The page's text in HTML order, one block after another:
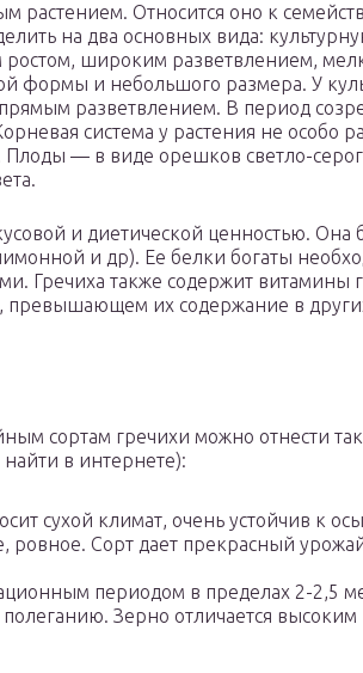
растением. Относится оно к
на два основных вида:
ростом, широким разветвлением,
формы и небольшого размера. У
разветвлением. В период
система у растения не особо
Плоды — в виде орешков светло-
и диетической ценностью. Она
и др). Ее белки богаты
Гречиха также содержит витамины
превышающем их содержание в
сортам гречихи можно отнести
в интернете):
сухой климат, очень устойчив к
ровное. Сорт дает прекрасный
периодом в пределах 2-2,5
Зерно отличается высоким